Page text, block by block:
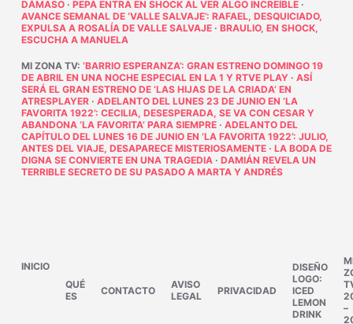
DÁMASO· PEPA ENTRA EN SHOCK AL VER ALGO INCREÍBLE·
AVANCE SEMANAL DE ‘VALLE SALVAJE’: RAFAEL, DESQUICIADO,
EXPULSA A ROSALÍA DE VALLE SALVAJE· BRAULIO, EN SHOCK,
ESCUCHA A MANUELA
MI ZONA TV: ‘BARRIO ESPERANZA’: GRAN ESTRENO DOMINGO 19
DE ABRIL EN UNA NOCHE ESPECIAL EN LA 1 Y RTVE PLAY· ASÍ
SERÁ EL GRAN ESTRENO DE ‘LAS HIJAS DE LA CRIADA’ EN
ATRESPLAYER· ADELANTO DEL LUNES 23 DE JUNIO EN ‘LA
FAVORITA 1922’: CECILIA, DESESPERADA, SE VA CON CESAR Y
ABANDONA ‘LA FAVORITA’ PARA SIEMPRE· ADELANTO DEL
CAPÍTULO DEL LUNES 16 DE JUNIO EN ‘LA FAVORITA 1922’: JULIO,
ANTES DEL VIAJE, DESAPARECE MISTERIOSAMENTE· LA BODA DE
DIGNA SE CONVIERTE EN UNA TRAGEDIA· DAMIÁN REVELA UN
TERRIBLE SECRETO DE SU PASADO A MARTA Y ANDRÉS
INICIO
QUÉ
ES
CONTACTO
AVISO
LEGAL
PRIVACIDAD
DISEÑO
LOGO:
ICED
LEMON
DRINK
–